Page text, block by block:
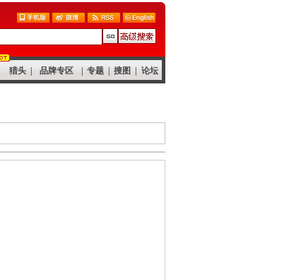
猎头 品牌专区 专题 搜图 论坛